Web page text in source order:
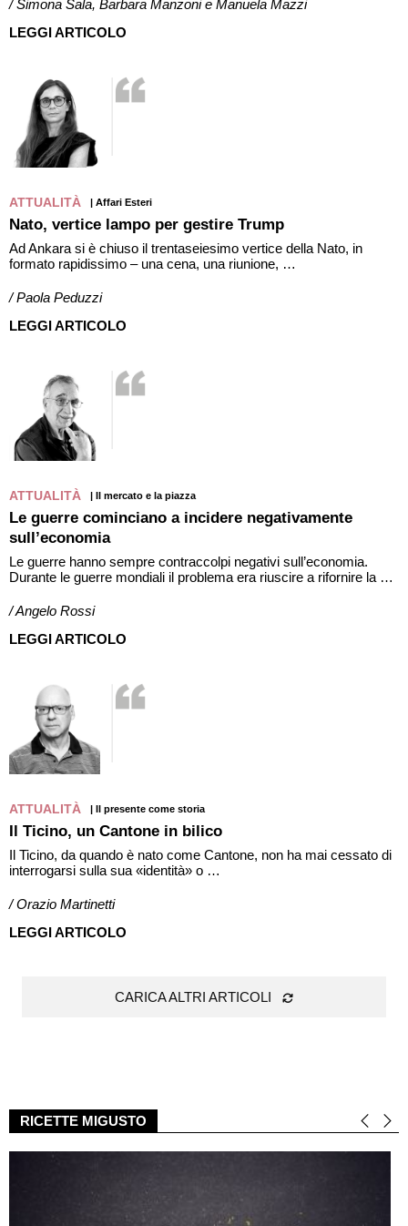
/ Simona Sala, Barbara Manzoni e Manuela Mazzi
LEGGI ARTICOLO
ATTUALITÀ | Affari Esteri
Nato, vertice lampo per gestire Trump
Ad Ankara si è chiuso il trentaseiesimo vertice della Nato, in
formato rapidissimo – una cena, una riunione, …
/ Paola Peduzzi
LEGGI ARTICOLO
ATTUALITÀ | Il mercato e la piazza
Le guerre cominciano a incidere negativamente
sull’economia
Le guerre hanno sempre contraccolpi negativi sull’economia.
Durante le guerre mondiali il problema era riuscire a rifornire la …
/ Angelo Rossi
LEGGI ARTICOLO
ATTUALITÀ | Il presente come storia
Il Ticino, un Cantone in bilico
Il Ticino, da quando è nato come Cantone, non ha mai cessato di
interrogarsi sulla sua «identità» o …
/ Orazio Martinetti
LEGGI ARTICOLO
CARICA ALTRI ARTICOLI
RICETTE MIGUSTO